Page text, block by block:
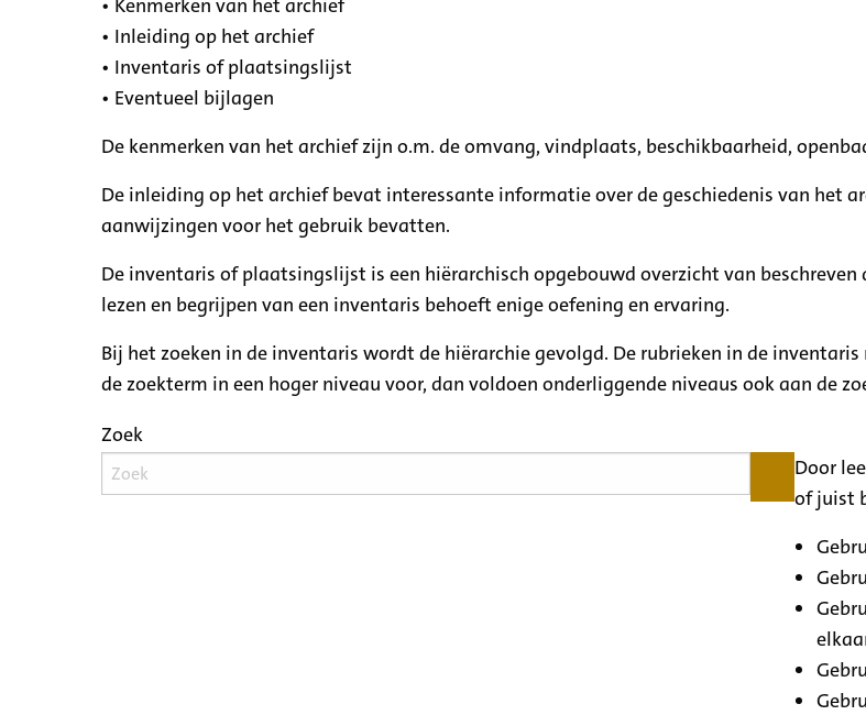
• Kenmerken van het archief
• Inleiding op het archief
• Inventaris of plaatsingslijst
• Eventueel bijlagen
De kenmerken van het archief zijn o.m. de omvang, vindplaats, beschikbaarheid,
De inleiding op het archief bevat interessante informatie over de geschiedenis van het
aanwijzingen voor het gebruik bevatten.
De inventaris of plaatsingslijst is een hiërarchisch opgebouwd overzicht van
lezen en begrijpen van een inventaris behoeft enige oefening en ervaring.
Bij het zoeken in de inventaris wordt de hiërarchie gevolgd. De rubrieken in de
de zoekterm in een hoger niveau voor, dan voldoen onderliggende niveaus ook aan de
Zoek
Door
of juist